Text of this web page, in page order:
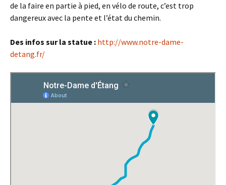
de la faire en partie à pied, en vélo de route, c’est trop
dangereux avec la pente et l’état du chemin.
Des infos sur la statue : http://www.notre-dame-
detang.fr/